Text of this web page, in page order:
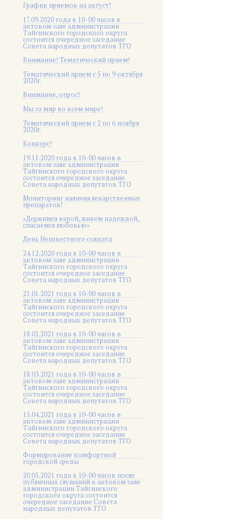
График приемов на август!
17.09.2020 года в 10-00 часов в
актовом зале администрации
Тайгинского городского округа
состоится очередное заседание
Совета народных депутатов ТГО
Внимание! Тематический прием!
Тематический прием с 5 по 9 октября
2020г.
Внимание, опрос!
Мы за мир во всем мире!
Тематический прием с 2 по 6 ноября
2020г.
Конкурс!
19.11.2020 года в 10-00 часов в
актовом зале администрации
Тайгинского городского округа
состоится очередное заседание
Совета народных депутатов ТГО
Мониторинг наличия лекарственных
препаратов!
«Держимся верой, живем надеждой,
спасаемся любовью»
День Неизвестного солдата
24.12.2020 года в 10-00 часов в
актовом зале администрации
Тайгинского городского округа
состоится очередное заседание
Совета народных депутатов ТГО
21.01.2021 года в 10-00 часов в
актовом зале администрации
Тайгинского городского округа
состоится очередное заседание
Совета народных депутатов ТГО
18.02.2021 года в 10-00 часов в
актовом зале администрации
Тайгинского городского округа
состоится очередное заседание
Совета народных депутатов ТГО
18.03.2021 года в 10-00 часов в
актовом зале администрации
Тайгинского городского округа
состоится очередное заседание
Совета народных депутатов ТГО
15.04.2021 года в 10-00 часов в
актовом зале администрации
Тайгинского городского округа
состоится очередное заседание
Совета народных депутатов ТГО
Формирование комфортной
городской среды
20.05.2021 года в 10-00 часов после
публичных слушаний в актовом зале
администрации Тайгинского
городского округа состоится
очередное заседание Совета
народных депутатов ТГО